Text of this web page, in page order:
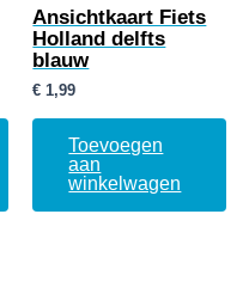
Ansichtkaart Fiets
Holland delfts
blauw
€ 1,99
Toevoegen
aan
winkelwagen